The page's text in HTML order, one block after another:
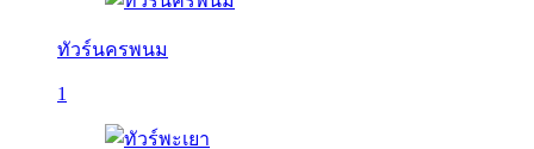
ทัวร์นครพนม
1